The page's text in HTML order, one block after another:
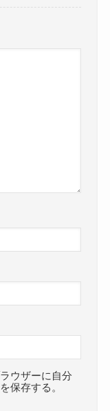
ウザーに自分
保存する。